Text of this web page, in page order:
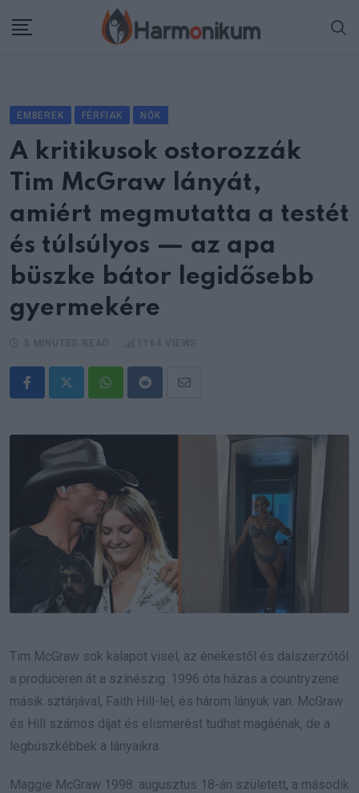
EMBEREK FÉRFIAK NŐK
A kritikusok ostorozzák
Tim McGraw lányát,
amiért megmutatta a testét
és túlsúlyos — az apa
büszke bátor legidősebb
gyermekére
WhatsappRedditShare
Email
Tim McGraw sok kalapot visel, az énekestől és dalszerzőtől
a produceren át a színészig. 1996 óta házas a countryzene
másik sztárjával, Faith Hill-lel, és három lányuk van. McGraw
és Hill számos díjat és elismerést tudhat magáénak, de a
legbüszkébbek a lányaikra.
Maggie McGraw 1998. augusztus 18-án született, a második